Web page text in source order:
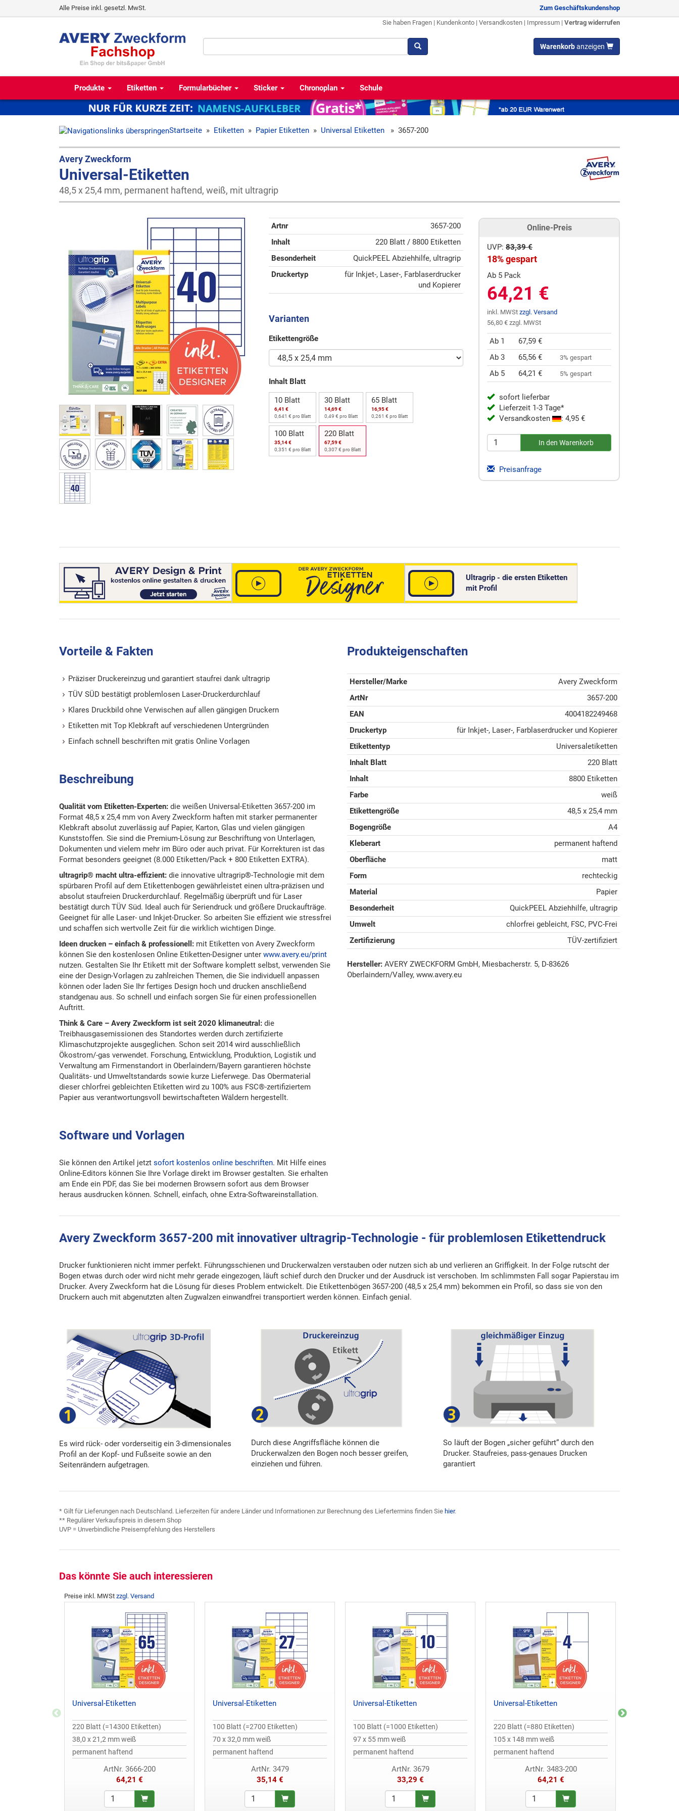
Alle Preise inkl. gesetzl. MwSt.
Zum Geschäftskundenshop
Sie haben Fragen | Kundenkonto | Versandkosten | Impressum | Vertrag widerrufen
Warenkorbanzeigen
Produkte Etiketten Formularbücher Sticker Chronoplan Schule
Startseite » Etiketten » Papier Etiketten » Universal Etiketten » 3657-200
Avery Zweckform
Universal-Etiketten
48,5 x 25,4 mm, permanent haftend, weiß, mit ultragrip
Artnr
3657-200
Inhalt
220 Blatt / 8800 Etiketten
Besonderheit
QuickPEEL Abziehhilfe, ultragrip
Druckertyp
für Inkjet-, Laser-, Farblaserdrucker
und Kopierer
Varianten
Etikettengröße
Inhalt Blatt
10 Blatt
6,41 €
0,641 € pro Blatt
30 Blatt
14,69 €
0,49 € pro Blatt
65 Blatt
16,95 €
0,261 € pro Blatt
100 Blatt
35,14 €
0,351 € pro Blatt
220 Blatt
67,59 €
0,307 € pro Blatt
Online-Preis
UVP: 83,39 €
18% gespart
Ab 5 Pack
64,21 €
inkl. MWSt zzgl. Versand
56,80 € zzgl. MWSt
Ab 1
67,59 €
Ab 3
65,56 € 3% gespart
Ab 5 64,21 € 5% gespart
sofort lieferbar
Lieferzeit 1-3 Tage*
Versandkosten
: 4,95 €
Preisanfrage
Ultragrip - die ersten Etiketten
mit Profil
Vorteile & Fakten
Präziser Druckereinzug und garantiert staufrei dank ultragrip
TÜV SÜD bestätigt problemlosen Laser-Druckerdurchlauf
Klares Druckbild ohne Verwischen auf allen gängigen Druckern
Etiketten mit Top Klebkraft auf verschiedenen Untergründen
Einfach schnell beschriften mit gratis Online Vorlagen
Beschreibung
Qualität vom Etiketten-Experten: die weißen Universal-Etiketten 3657-200 im
Format 48,5 x 25,4 mm von Avery Zweckform haften mit starker permanenter
Klebkraft absolut zuverlässig auf Papier, Karton, Glas und vielen gängigen
Kunststoffen. Sie sind die Premium-Lösung zur Beschriftung von Unterlagen,
Dokumenten und vielem mehr im Büro oder auch privat. Für Korrekturen ist das
Format besonders geeignet (8.000 Etiketten/Pack + 800 Etiketten EXTRA).
ultragrip® macht ultra-effizient: die innovative ultragrip®-Technologie mit dem
spürbaren Profil auf dem Etikettenbogen gewährleistet einen ultra-präzisen und
absolut staufreien Druckerdurchlauf. Regelmäßig überprüft und für Laser
bestätigt durch TÜV Süd. Ideal auch für Seriendruck und größere Druckaufträge.
Geeignet für alle Laser- und Inkjet-Drucker. So arbeiten Sie effizient wie stressfrei
und schaffen sich wertvolle Zeit für die wirklich wichtigen Dinge.
Ideen drucken – einfach & professionell: mit Etiketten von Avery Zweckform
können Sie den kostenlosen Online Etiketten-Designer unter www.avery.eu/print
nutzen. Gestalten Sie Ihr Etikett mit der Software komplett selbst, verwenden Sie
eine der Design-Vorlagen zu zahlreichen Themen, die Sie individuell anpassen
können oder laden Sie Ihr fertiges Design hoch und drucken anschließend
standgenau aus. So schnell und einfach sorgen Sie für einen professionellen
Auftritt.
Think & Care – Avery Zweckform ist seit 2020 klimaneutral: die
Treibhausgasemissionen des Standortes werden durch zertifizierte
Klimaschutzprojekte ausgeglichen. Schon seit 2014 wird ausschließlich
Ökostrom/-gas verwendet. Forschung, Entwicklung, Produktion, Logistik und
Verwaltung am Firmenstandort in Oberlaindern/Bayern garantieren höchste
Qualitäts- und Umweltstandards sowie kurze Lieferwege. Das Obermaterial
dieser chlorfrei gebleichten Etiketten wird zu 100% aus FSC®-zertifiziertem
Papier aus verantwortungsvoll bewirtschafteten Wäldern hergestellt.
Software und Vorlagen
Sie können den Artikel jetzt sofort kostenlos online beschriften. Mit Hilfe eines
Online-Editors können Sie Ihre Vorlage direkt im Browser gestalten. Sie erhalten
am Ende ein PDF, das Sie bei modernen Browsern sofort aus dem Browser
heraus ausdrucken können. Schnell, einfach, ohne Extra-Softwareinstallation.
Produkteigenschaften
Hersteller/Marke
Avery Zweckform
ArtNr
3657-200
EAN
4004182249468
Druckertyp
für Inkjet-, Laser-, Farblaserdrucker und Kopierer
Etikettentyp
Universaletiketten
Inhalt Blatt
220 Blatt
Inhalt
8800 Etiketten
Farbe
weiß
Etikettengröße
48,5 x 25,4 mm
Bogengröße
A4
Kleberart
permanent haftend
Oberfläche
matt
Form
rechteckig
Material
Papier
Besonderheit
QuickPEEL Abziehhilfe, ultragrip
Umwelt
chlorfrei gebleicht, FSC, PVC-Frei
Zertifizierung
TÜV-zertifiziert
Hersteller: AVERY ZWECKFORM GmbH, Miesbacherstr. 5, D-83626
Oberlaindern/Valley, www.avery.eu
Avery Zweckform 3657-200 mit innovativer ultragrip-Technologie - für problemlosen Etikettendruck
Drucker funktionieren nicht immer perfekt. Führungsschienen und Druckerwalzen verstauben oder nutzen sich ab und verlieren an Griffigkeit. In der Folge rutscht der
Bogen etwas durch oder wird nicht mehr gerade eingezogen, läuft schief durch den Drucker und der Ausdruck ist verschoben. Im schlimmsten Fall sogar Papierstau im
Drucker. Avery Zweckform hat die Lösung für dieses Problem entwickelt. Die Etikettenbögen 3657-200 (48,5 x 25,4 mm) bekommen ein Profil, so dass sie von den
Druckern auch mit abgenutzten alten Zugwalzen einwandfrei transportiert werden können. Einfach genial.
Es wird rück- oder vorderseitig ein 3-dimensionales
Profil an der Kopf- und Fußseite sowie an den
Seitenrändern aufgetragen.
Durch diese Angriffsfläche können die
Druckerwalzen den Bogen noch besser greifen,
einziehen und führen.
So läuft der Bogen „sicher geführt“ durch den
Drucker. Staufreies, pass-genaues Drucken
garantiert
* Gilt für Lieferungen nach Deutschland. Lieferzeiten für andere Länder und Informationen zur Berechnung des Liefertermins finden Sie hier.
** Regulärer Verkaufspreis in diesem Shop
UVP = Unverbindliche Preisempfehlung des Herstellers
Das könnte Sie auch interessieren
Preise inkl. MWSt zzgl. Versand
Universal-Etiketten
220 Blatt (=14300 Etiketten)
38,0 x 21,2 mm weiß
permanent haftend
ArtNr. 3666-200
64,21 €
Universal-Etiketten
100 Blatt (=2700 Etiketten)
70 x 32,0 mm weiß
permanent haftend
ArtNr. 3479
35,14 €
Universal-Etiketten
100 Blatt (=1000 Etiketten)
97 x 55 mm weiß
permanent haftend
ArtNr. 3679
33,29 €
Universal-Etiketten
220 Blatt (=880 Etiketten)
105 x 148 mm weiß
permanent haftend
ArtNr. 3483-200
64,21 €